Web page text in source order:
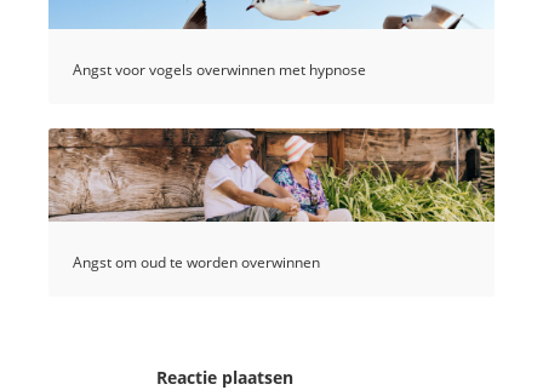
Angst voor vogels overwinnen met hypnose
Angst om oud te worden overwinnen
Reactie plaatsen